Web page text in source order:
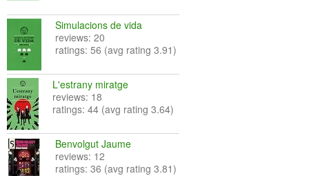
Simulacions de vida
reviews: 20
ratings: 56 (avg rating 3.91)
L'estrany miratge
reviews: 18
ratings: 44 (avg rating 3.64)
Benvolgut Jaume
reviews: 12
ratings: 36 (avg rating 3.81)